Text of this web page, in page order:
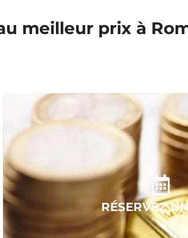
meilleur prix à
RÉSERVEZ